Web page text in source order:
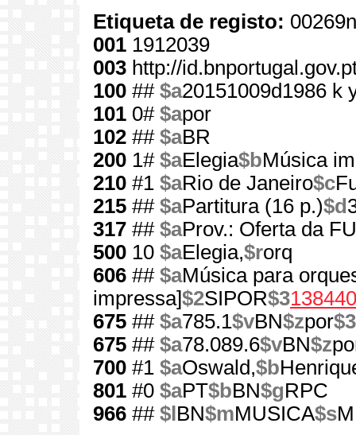
Etiqueta de registo:
001 1912039
003 http://
100 ## $a20151009d1986 k
101 0# $apor
102 ## $aBR
200 1# $aElegia$bMúsica
210 #1 $aRio de Janeiro$c
215 ## $aPartitura (16 p.)$d
317 ## $aProv.: Oferta da
500 10 $aElegia,$rorq
606 ## $aMúsica para
impressa]$2SIPOR$3
675 ## $a785.1$vBN$zpor$3
675 ## $a78.089.6$vBN$z
700 #1 $aOswald,$b
801 #0 $aPT$bBN$gRPC
966 ## $l BN$mMUSICA$s